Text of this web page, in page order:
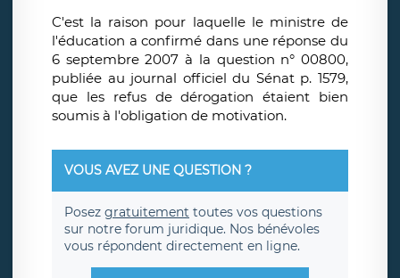
C'est la raison pour laquelle le ministre de
l'éducation a confirmé dans une réponse du
6 septembre 2007 à la question n° 00800,
publiée au journal officiel du Sénat p. 1579,
que les refus de dérogation étaient bien
soumis à l'obligation de motivation.
VOUS AVEZ UNE QUESTION ?
Posez gratuitement toutes vos questions
sur notre forum juridique. Nos bénévoles
vous répondent directement en ligne.